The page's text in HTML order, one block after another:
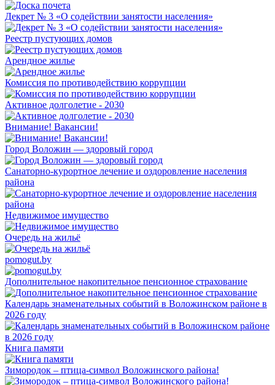
Декрет № 3 «О содействии занятости населения»
Реестр пустующих домов
Арендное жилье
Комиссия по противодействию коррупции
Активное долголетие - 2030
Внимание! Вакансии!
Город Воложин — здоровый город
Санаторно-курортное лечение и оздоровление населения
района
Недвижимое имущество
Очередь на жильё
pomogut.by
Дополнительное накопительное пенсионное страхование
Календарь знаменательных событий в Воложинском районе в
2026 году
Книга памяти
Зимородок – птица-символ Воложинского района!